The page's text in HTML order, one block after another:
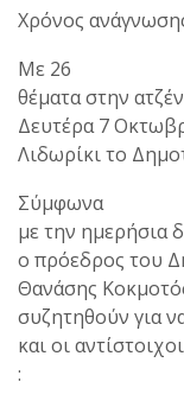
Χρόνος
Με 26
θέματα στην
Δευτέρα 7
Λιδωρίκι το
Σύμφωνα
με την ημερήσια
ο πρόεδρος του
Θανάσης
συζητηθούν για
και οι
: